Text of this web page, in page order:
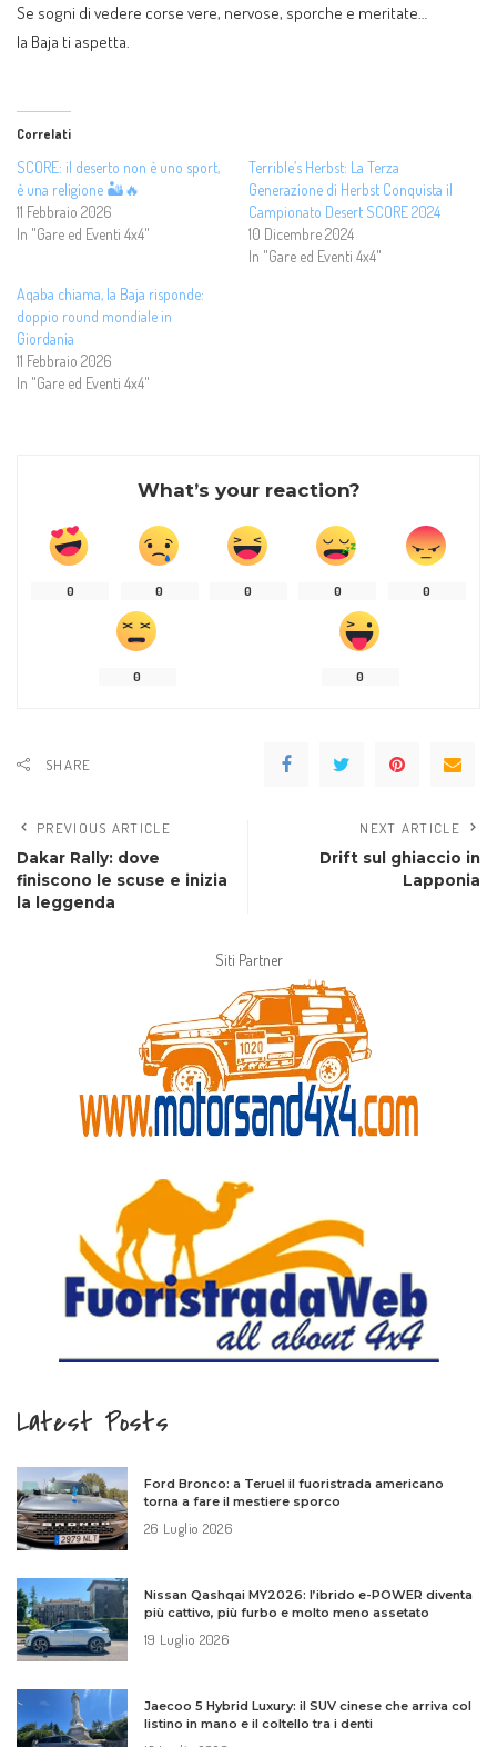
Se sogni di vedere corse vere, nervose, sporche e meritate…
la Baja ti aspetta.
Correlati
SCORE: il deserto non è uno sport,
è una religione 🏜️🔥
11 Febbraio 2026
In "Gare ed Eventi 4x4"
Terrible’s Herbst: La Terza
Generazione di Herbst Conquista il
Campionato Desert SCORE 2024
10 Dicembre 2024
In "Gare ed Eventi 4x4"
Aqaba chiama, la Baja risponde:
doppio round mondiale in
Giordania
11 Febbraio 2026
In "Gare ed Eventi 4x4"
What’s your reaction?
0 0 0 0 0
0 0
SHARE
PREVIOUS ARTICLE
Dakar Rally: dove
finiscono le scuse e inizia
la leggenda
NEXT ARTICLE
Drift sul ghiaccio in
Lapponia
Siti Partner
Latest Posts
Ford Bronco: a Teruel il fuoristrada americano
torna a fare il mestiere sporco
26 Luglio 2026
Nissan Qashqai MY2026: l’ibrido e-POWER diventa
più cattivo, più furbo e molto meno assetato
19 Luglio 2026
Jaecoo 5 Hybrid Luxury: il SUV cinese che arriva col
listino in mano e il coltello tra i denti